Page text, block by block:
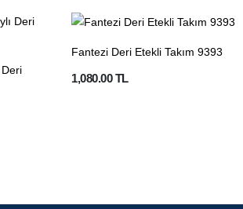
Deri
Fantezi Deri Etekli Takım 9393
1,080.00 TL